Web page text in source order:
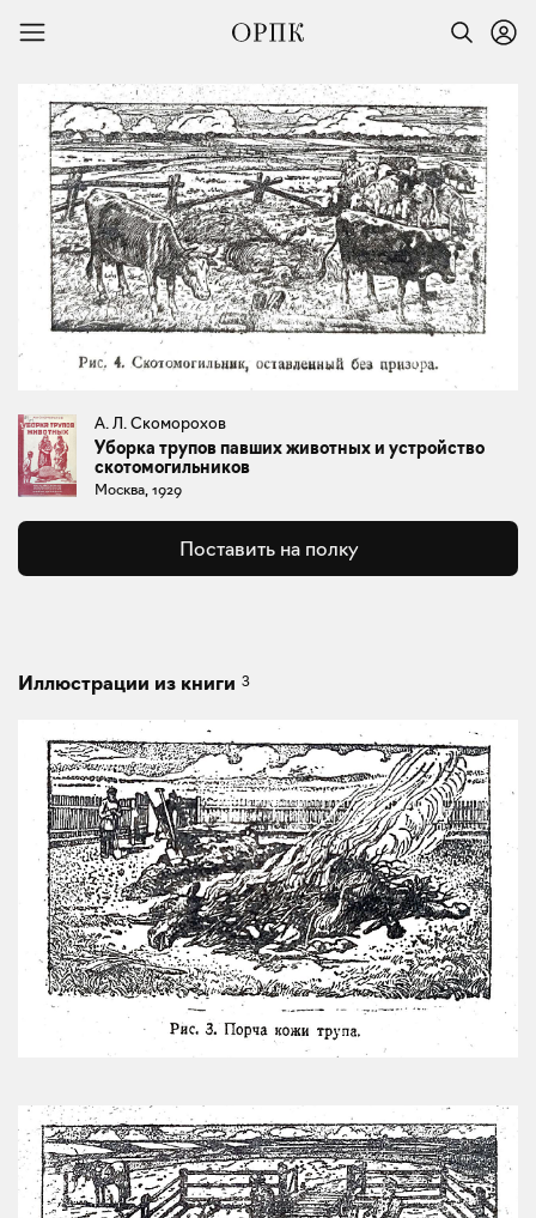
А. Л. Скоморохов
Уборка трупов павших животных и устройство
скотомогильников
Москва, 1929
Поставить на полку
Иллюстрации из книги 3